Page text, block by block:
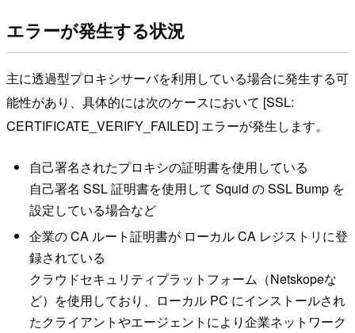
エラーが発生する状況
主に透過型プロキシサーバを利用している場合に発生する可
能性があり、具体的には次のケースにおいて [SSL:
CERTIFICATE_VERIFY_FAILED] エラーが発生します。
自己署名されたプロキシの証明書を使用している
自己署名 SSL 証明書を使用して Squid の SSL Bump を
設定している場合など
企業の CA ルート証明書が ローカル CA レジストリに登
録されている
クラウドセキュリティプラットフォーム（Netskopeな
ど）を使用しており、ローカル PC にインストールされ
たクライアントやエージェントにより企業ネットワーク